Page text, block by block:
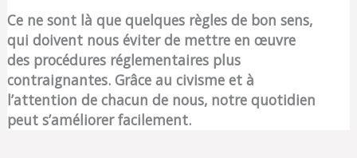
Ce ne sont là que quelques règles de bon sens,
qui doivent nous éviter de mettre en œuvre
des procédures réglementaires plus
contraignantes. Grâce au civisme et à
l’attention de chacun de nous, notre quotidien
peut s’améliorer facilement.